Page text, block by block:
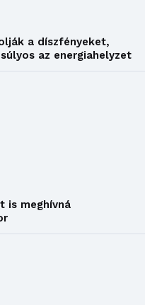
a díszfényeket,
az energiahelyzet
is meghívná